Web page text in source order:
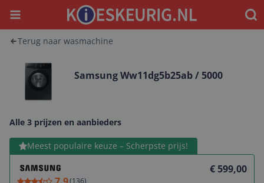
Menu
Terug naar wasmachine
Samsung Ww11dg5b25ab / 5000
Alle 3 prijzen en aanbieders
Meest populaire keuze – Scherpste prijs!
(136)
€ 599,00
Bekijk product